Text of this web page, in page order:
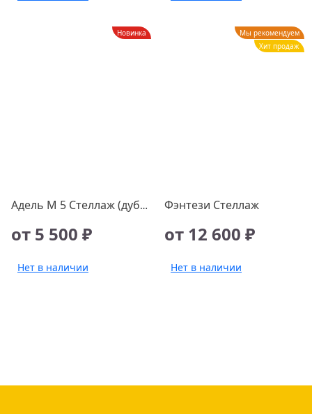
Новинка
Адель М 5 Стеллаж (дуб вотан), шт
от 5 500 ₽
Нет в наличии
Мы рекомендуем
Хит продаж
Фэнтези Стеллаж
от 12 600 ₽
Нет в наличии